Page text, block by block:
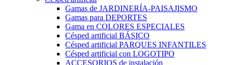
Gamas de JARDINERÍA-PAISAJISMO
Gamas para DEPORTES
Gama en COLORES ESPECIALES
Césped artificial BÁSICO
Césped artificial PARQUES INFANTILES
Césped artificial con LOGOTIPO
ACCESORIOS de instalación